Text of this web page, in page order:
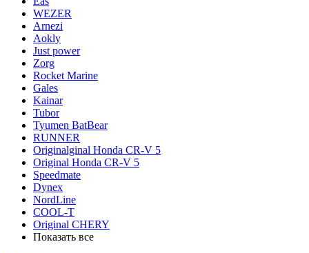
WEZER
Arnezi
Aokly
Just power
Zorg
Rocket Marine
Gales
Kainar
Tubor
Tyumen BatBear
RUNNER
Originalginal Honda CR-V 5
Original Honda CR-V 5
Speedmate
Dynex
NordLine
COOL-T
Original СHERY
Показать все